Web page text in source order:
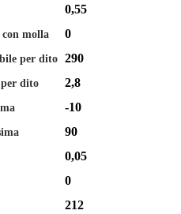
0,55
molla 0
per dito 290
per dito 2,8
-10
90
0,05
0
212